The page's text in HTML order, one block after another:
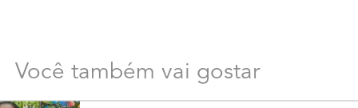
Você também vai gostar